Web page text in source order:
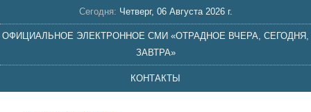
Сегодня: Четверг, 06 Августа 2026 г.
ОФИЦИАЛЬНОЕ ЭЛЕКТРОННОЕ СМИ «ОТРАДНОЕ ВЧЕРА, СЕГОДНЯ,
ЗАВТРА»
КОНТАКТЫ